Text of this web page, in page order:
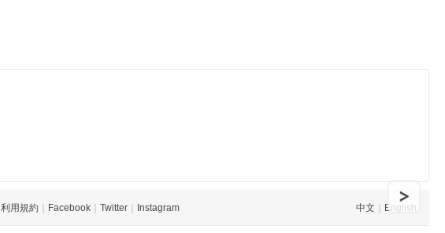
利用規約 Facebook Twitter Instagram 中文 English